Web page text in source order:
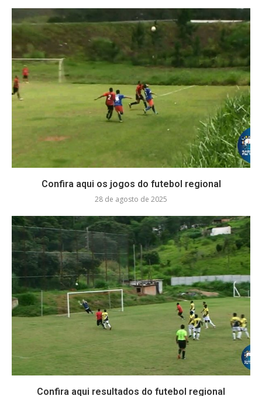
Confira aqui os jogos do futebol regional
28 de agosto de 2025
Confira aqui resultados do futebol regional